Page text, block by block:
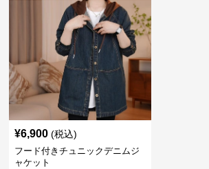
¥6,900 (税込)
フード付きチュニックデニムジ
ャケット